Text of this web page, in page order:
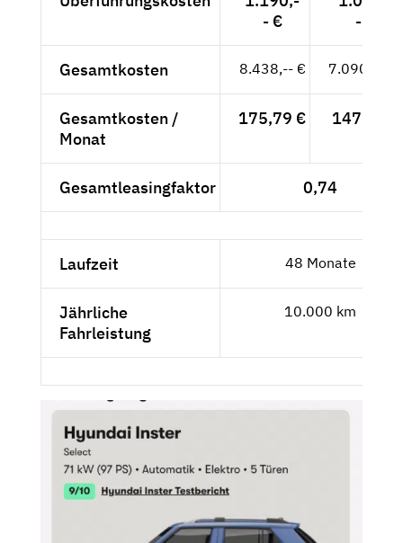
- €
- €
Gesamtkosten 8.438,-- € 7.090,76 €
Gesamtkosten /
Monat
175,79 € 147,72 €
Gesamtleasingfaktor 0,74
Laufzeit 48 Monate
Jährliche
Fahrleistung
10.000 km